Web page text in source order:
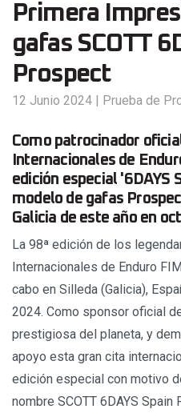
Primera
gafas SCOTT
Prospect
12 Junio 2024 | Prueba de
Como patrocinador
Internacionales de
edición especial '6DAYS
modelo de gafas
Galicia de este año en
La 98ª edición de los
Internacionales de Enduro
cabo en Silleda (Galicia),
2024. Como sponsor oficial
prestigiosa del planeta, y
apoyo esta gran cita
edición especial con motivo
nombre SCOTT 6DAYS